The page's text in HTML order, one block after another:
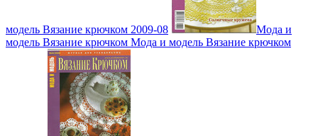
модель Вязание крючком 2009-08
Мода и
модель Вязание крючком Мода и модель Вязание крючком